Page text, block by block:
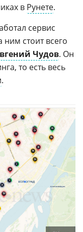
в Рунете.
сервис
ним стоит всего
Чудов. Он
то есть весь
.